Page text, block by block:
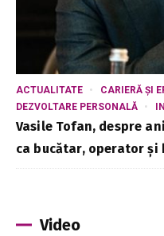
ACTUALITATE
CARIERĂ ȘI
DEZVOLTARE PERSONALĂ
Vasile Tofan, despre
ca bucătar, operator și
Video